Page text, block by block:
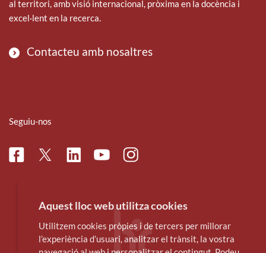
al territori, amb visió internacional, pròxima en la docència i
excel·lent en la recerca.
Contacteu amb nosaltres
Seguiu-nos
FacebookTwitterLinkedinYoutubeInstagram
Aquest lloc web utilitza cookies
Utilitzem cookies pròpies i de tercers per millorar
l’experiència d’usuari, analitzar el trànsit, la vostra